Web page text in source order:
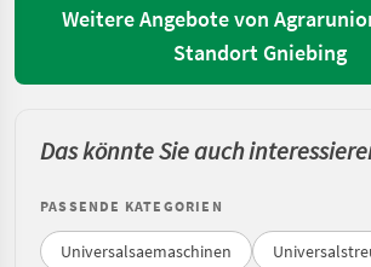
Weitere Angebote von
Standort Gniebing
Das könnte Sie auch
PASSENDE KATEGORIEN
Universalsaemaschinen